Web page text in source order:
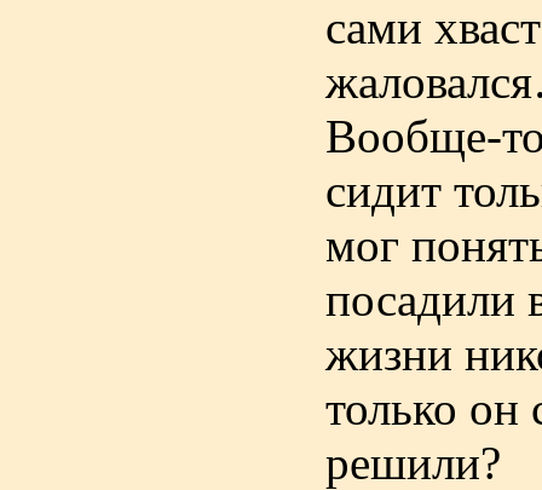
сами
Вообще-
сидит
мог
посадили
жизни
только он
решили?